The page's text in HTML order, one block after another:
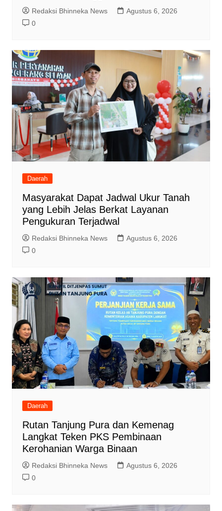
Redaksi Bhinneka News
Agustus 6, 2026
0
Daerah
Masyarakat Dapat Jadwal Ukur Tanah
yang Lebih Jelas Berkat Layanan
Pengukuran Terjadwal
Redaksi Bhinneka News
Agustus 6, 2026
0
Daerah
Rutan Tanjung Pura dan Kemenag
Langkat Teken PKS Pembinaan
Kerohanian Warga Binaan
Redaksi Bhinneka News
Agustus 6, 2026
0